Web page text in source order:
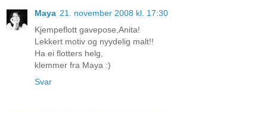
Maya 21. november 2008 kl. 17:30
Kjempeflott gavepose,Anita!
Lekkert motiv og nyydelig malt!!
Ha ei flotters helg,
klemmer fra Maya :)
Svar